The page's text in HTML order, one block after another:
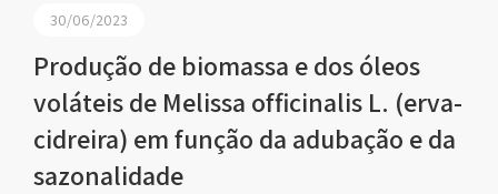
30/06/2023
Produção de biomassa e dos óleos
voláteis de Melissa officinalis L. (erva-
cidreira) em função da adubação e da
sazonalidade